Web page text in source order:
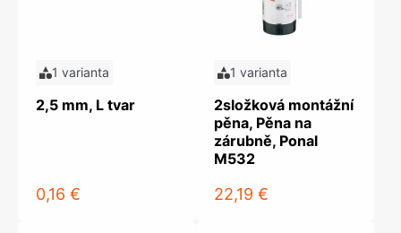
1 varianta
2,5 mm, L tvar
0,16 €
1 varianta
2složková montážní
pěna, Pěna na
zárubně, Ponal
M532
22,19 €